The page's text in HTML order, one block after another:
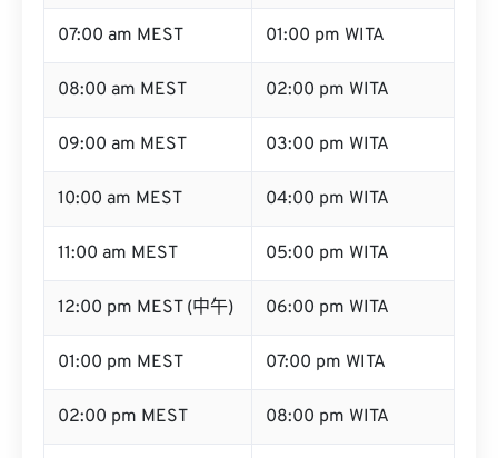
07:00 am MEST 01:00 pm WITA
08:00 am MEST 02:00 pm WITA
09:00 am MEST 03:00 pm WITA
10:00 am MEST 04:00 pm WITA
11:00 am MEST 05:00 pm WITA
12:00 pm MEST (中午) 06:00 pm WITA
01:00 pm MEST 07:00 pm WITA
02:00 pm MEST 08:00 pm WITA